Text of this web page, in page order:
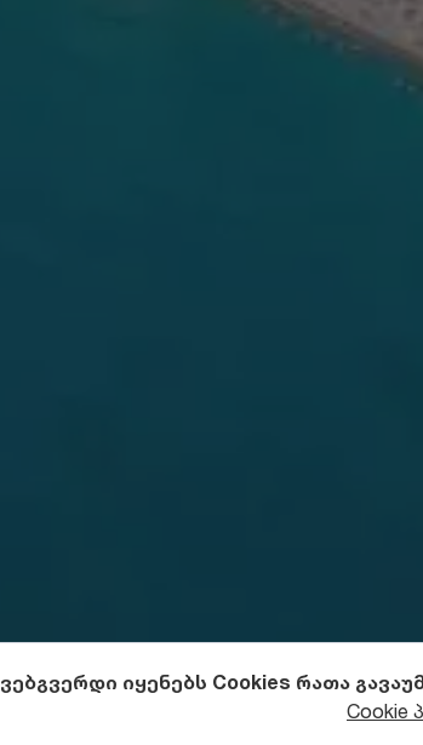
ვებგვერდი იყენებს Cookies რათა
Cookie